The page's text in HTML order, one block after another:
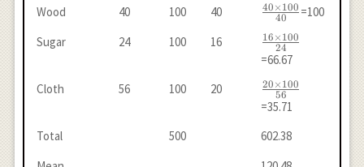
Wood
40 100 40
\frac{40
100}
{40}
40
40 × 100 =100
Sugar
24 100 16
\frac{16
\times
{24}
24
16 × 100
=66.67
Cloth
56 100 20
\frac{20
\times
{56}
56
20 × 100
=35.71
Total
500
602.38